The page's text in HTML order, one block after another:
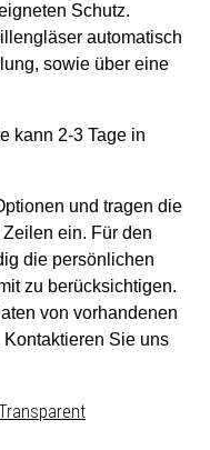
Schutz.
automatisch
sowie über eine
kann 2-3 Tage in
und tragen die
ein. Für den
die persönlichen
zu berücksichtigen.
von vorhandenen
Sie uns